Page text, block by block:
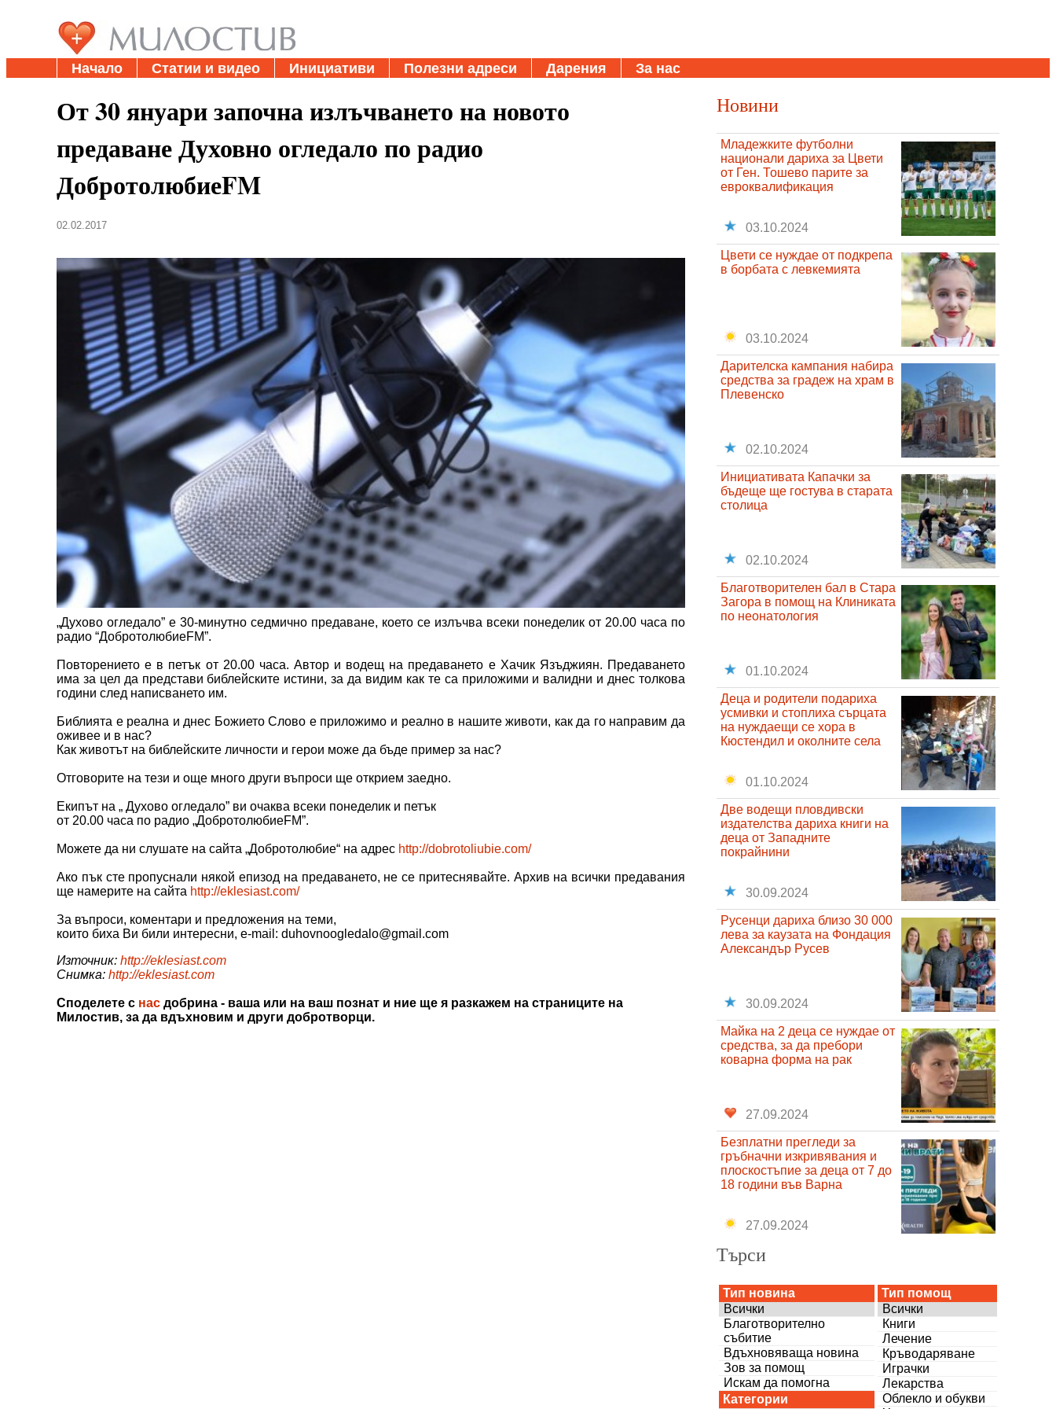
Начало Статии и видео Инициативи Полезни адреси Дарения За нас
От 30 януари започна излъчването на новото
предаване Духовно огледало по радио
ДобротолюбиеFM
02.02.2017
„Духово огледало” е 30-минутно седмично предаване, което се излъчва всеки понеделик от 20.00 часа по
радио “ДобротолюбиеFM”.
Повторението е в петък от 20.00 часа. Автор и водещ на предаването е Хачик Язъджиян. Предаването
има за цел да представи библейските истини, за да видим как те са приложими и валидни и днес толкова
години след написването им.
Библията е реална и днес Божието Слово е приложимо и реално в нашите животи, как да го направим да
оживее и в нас?
Как животът на библейските личности и герои може да бъде пример за нас?
Отговорите на тези и още много други въпроси ще открием заедно.
Екипът на „ Духово огледало” ви очаква всеки понеделик и петък
от 20.00 часа по радио „ДобротолюбиеFM”.
Можете да ни слушате на сайта „Добротолюбие“ на адрес http://dobrotoliubie.com/
Ако пък сте пропуснали някой епизод на предаването, не се притеснявайте. Архив на всички предавания
ще намерите на сайта http://eklesiast.com/
За въпроси, коментари и предложения на теми,
които биха Ви били интересни, e-mail: duhovnoogledalo@gmail.com
Източник: http://eklesiast.com
Снимка: http://eklesiast.com
Споделете с нас добрина - ваша или на ваш познат и ние ще я разкажем на страниците на
Милостив, за да вдъхновим и други добротворци.
Новини
Младежките футболни
национали дариха за Цвети
от Ген. Тошево парите за
евроквалификация
03.10.2024
Цвети се нуждае от подкрепа
в борбата с левкемията
03.10.2024
Дарителска кампания набира
средства за градеж на храм в
Плевенско
02.10.2024
Инициативата Капачки за
бъдеще ще гостува в старата
столица
02.10.2024
Благотворителен бал в Стара
Загора в помощ на Клиниката
по неонатология
01.10.2024
Деца и родители подариха
усмивки и стоплиха сърцата
на нуждаещи се хора в
Кюстендил и околните села
01.10.2024
Две водещи пловдивски
издателства дариха книги на
деца от Западните
покрайнини
30.09.2024
Русенци дариха близо 30 000
лева за каузата на Фондация
Александър Русев
30.09.2024
Майка на 2 деца се нуждае от
средства, за да пребори
коварна форма на рак
27.09.2024
Безплатни прегледи за
гръбначни изкривявания и
плоскостъпие за деца от 7 до
18 години във Варна
27.09.2024
Търси
Тип новина
Всички
Благотворително
събитие
Вдъхновяваща новина
Зов за помощ
Искам да помогна
Категории
Тип помощ
Всички
Книги
Лечение
Кръводаряване
Играчки
Лекарства
Облекло и обукви